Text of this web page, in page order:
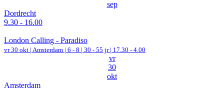
sep
Dordrecht
9.30 - 16.00
London Calling - Paradiso
vr 30 okt | Amsterdam | 6 - 8 | 30 - 55 jr | 17.30 - 4.00
vr
30
okt
Amsterdam